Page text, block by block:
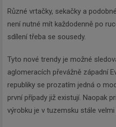
Různé vrtačky, sekačky a
není nutné mít každodenně po
sdílení třeba se sousedy.
Tyto nové trendy je možné
aglomeracích převážně západní
republiky se prozatím jedná o
první případy již existují. Naopak
výrobku je v tuzemsku stále velmi